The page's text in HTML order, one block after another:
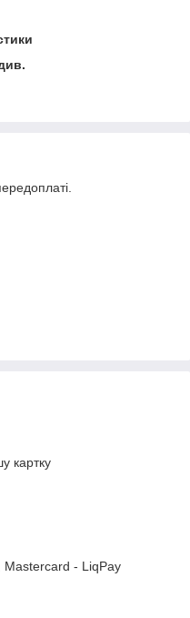
картку
Mastercard - LiqPay